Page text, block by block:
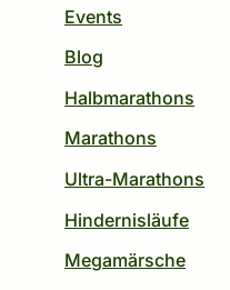
Events
Blog
Halbmarathons
Marathons
Ultra-Marathons
Hindernisläufe
Megamärsche